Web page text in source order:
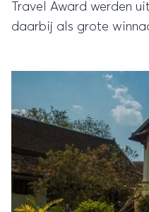
Travel Award werden